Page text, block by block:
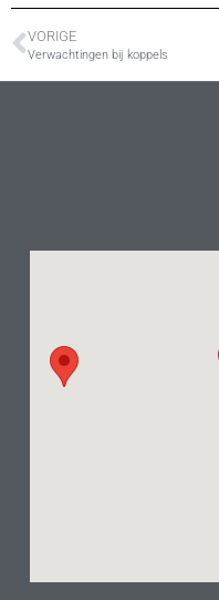
VORIGE
Verwachtingen bij koppels